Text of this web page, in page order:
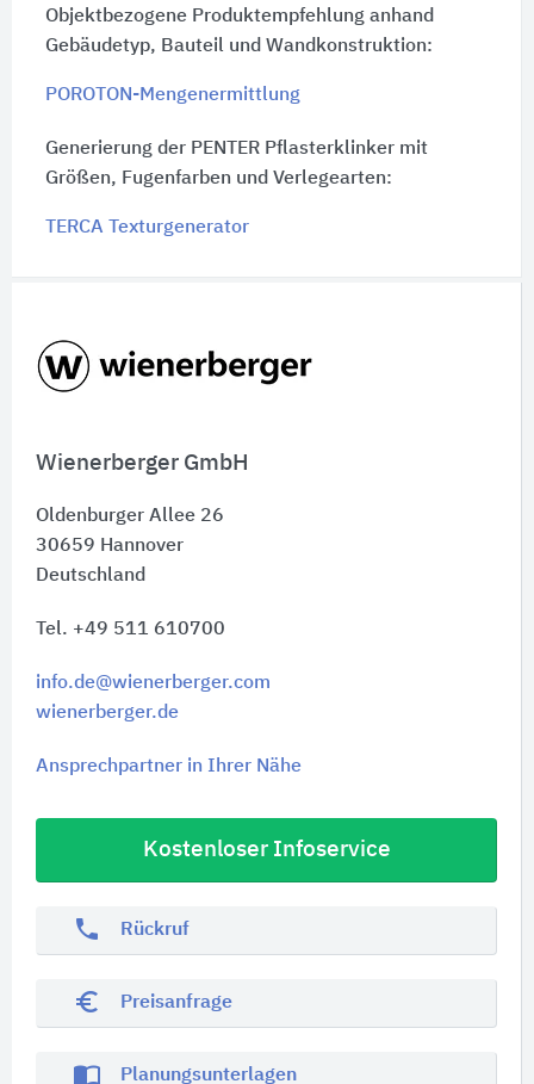
Wienerberger GmbH
Oldenburger Allee 26
30659 Hannover
Deutschland
Tel. +49 511 610700
info.de@wienerberger.com
wienerberger.de
Ansprechpartner in Ihrer Nähe
Kostenloser Infoservice
phone Rückruf
euro_symbol Preisanfrage
import_contacts Planungsunterlagen
Objektbezogene Produktempfehlung anhand
Gebäudetyp, Bauteil und Wandkonstruktion:
POROTON-Mengenermittlung
Generierung der PENTER Pflasterklinker mit
Größen, Fugenfarben und Verlegearten:
TERCA Texturgenerator
Schnelleinstiege